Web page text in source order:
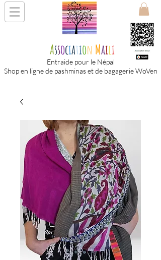
Association Maili
Entraide pour le Népal
Shop en ligne de pashminas et de bagagerie WoVen